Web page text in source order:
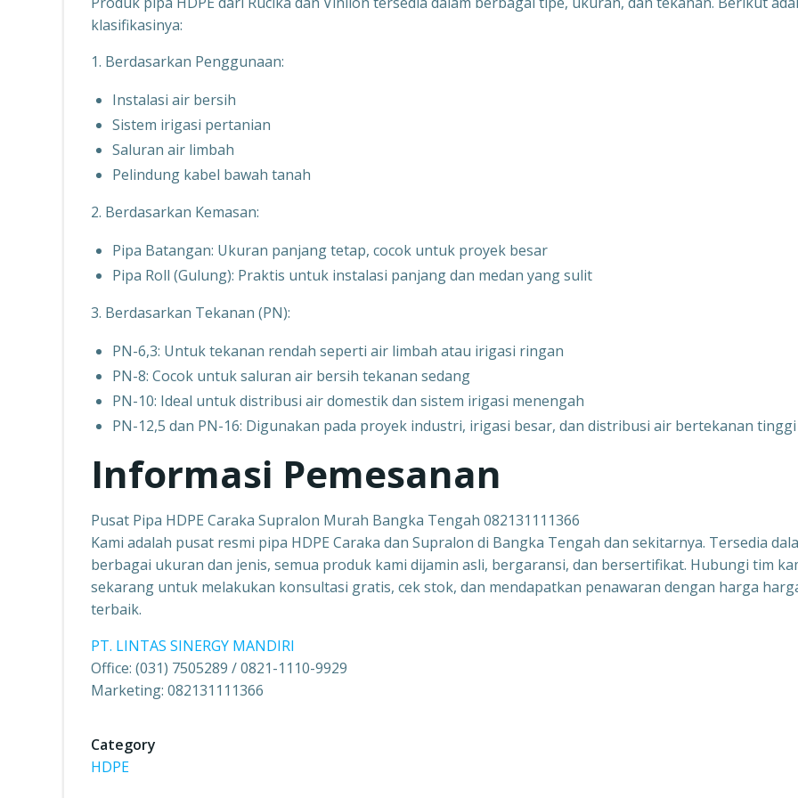
klasifikasinya:
1. Berdasarkan Penggunaan:
Instalasi air bersih
Sistem irigasi pertanian
Saluran air limbah
Pelindung kabel bawah tanah
2. Berdasarkan Kemasan:
Pipa Batangan: Ukuran panjang tetap, cocok untuk proyek besar
Pipa Roll (Gulung): Praktis untuk instalasi panjang dan medan yang sulit
3. Berdasarkan Tekanan (PN):
PN-6,3: Untuk tekanan rendah seperti air limbah atau irigasi ringan
PN-8: Cocok untuk saluran air bersih tekanan sedang
PN-10: Ideal untuk distribusi air domestik dan sistem irigasi menengah
PN-12,5 dan PN-16: Digunakan pada proyek industri, irigasi besar, dan distribusi air bertekanan tinggi
Informasi Pemesanan
Pusat Pipa HDPE Caraka Supralon Murah Bangka Tengah 082131111366
Kami adalah pusat resmi pipa HDPE Caraka dan Supralon di Bangka Tengah dan sekitarnya. Tersedia
berbagai ukuran dan jenis, semua produk kami dijamin asli, bergaransi, dan bersertifikat. Hubungi tim
sekarang untuk melakukan konsultasi gratis, cek stok, dan mendapatkan penawaran dengan harga
terbaik.
PT. LINTAS SINERGY MANDIRI
Office: (031) 7505289 / 0821-1110-9929
Marketing: 082131111366
Category
HDPE